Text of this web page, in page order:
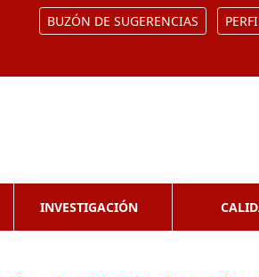
BUZÓN DE SUGERENCIAS
INVESTIGACIÓN